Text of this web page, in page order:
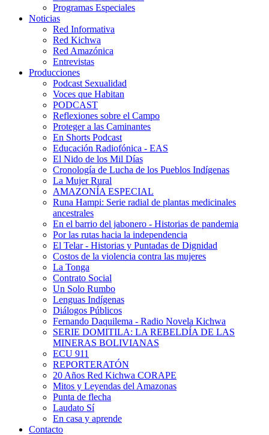
Programas Especiales
Noticias
Red Informativa
Red Kichwa
Red Amazónica
Entrevistas
Producciones
Podcast Sexualidad
Voces que Habitan
PODCAST
Reflexiones sobre el Campo
Proteger a las Caminantes
En Shorts Podcast
Educación Radiofónica - EAS
El Nido de los Mil Días
Cronología de Lucha de los Pueblos Indígenas
La Mujer Rural
AMAZONÍA ESPECIAL
Runa Hampi: Serie radial de plantas medicinales
ancestrales
En el barrio del jabonero - Historias de pandemia
Por las rutas hacia la independencia
El Telar - Historias y Puntadas de Dignidad
Costos de la violencia contra las mujeres
La Tonga
Contrato Social
Un Solo Rumbo
Lenguas Indígenas
Diálogos Públicos
Fernando Daquilema - Radio Novela Kichwa
SERIE DOMITILA: LA REBELDÍA DE LAS
MINERAS BOLIVIANAS
ECU 911
REPORTERATÓN
20 Años Red Kichwa CORAPE
Mitos y Leyendas del Amazonas
Punta de flecha
Laudato Sí
En casa y aprende
Contacto